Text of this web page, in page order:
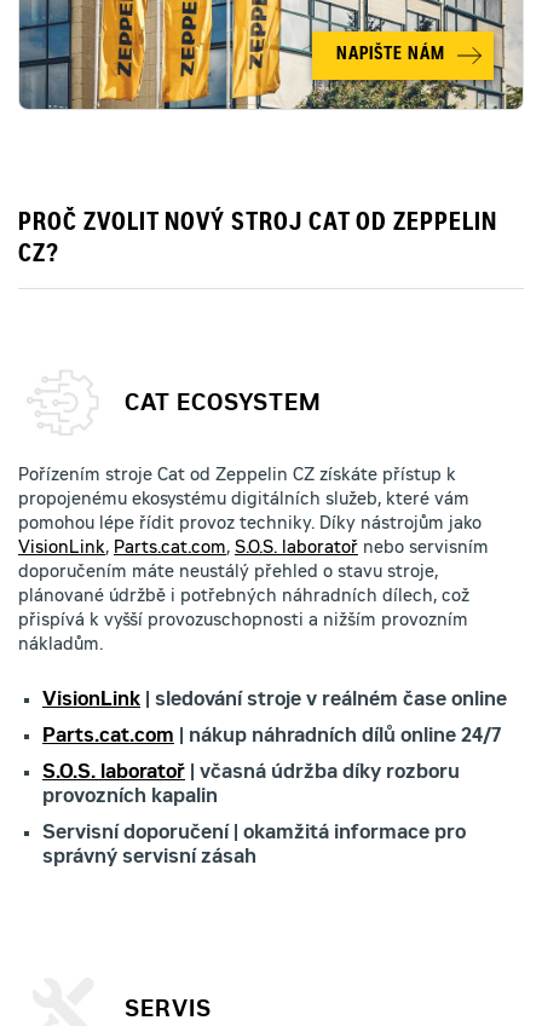
NAPIŠTE NÁM
PROČ ZVOLIT NOVÝ STROJ CAT OD ZEPPELIN
CZ?
CAT ECOSYSTEM
Pořízením stroje Cat od Zeppelin CZ získáte přístup k
propojenému ekosystému digitálních služeb, které vám
pomohou lépe řídit provoz techniky. Díky nástrojům jako
VisionLink, Parts.cat.com, S.O.S. laboratoř nebo servisním
doporučením máte neustálý přehled o stavu stroje,
plánované údržbě i potřebných náhradních dílech, což
přispívá k vyšší provozuschopnosti a nižším provozním
nákladům.
VisionLink | sledování stroje v reálném čase online
Parts.cat.com | nákup náhradních dílů online 24/7
S.O.S. laboratoř | včasná údržba díky rozboru
provozních kapalin
Servisní doporučení | okamžitá informace pro
správný servisní zásah
SERVIS